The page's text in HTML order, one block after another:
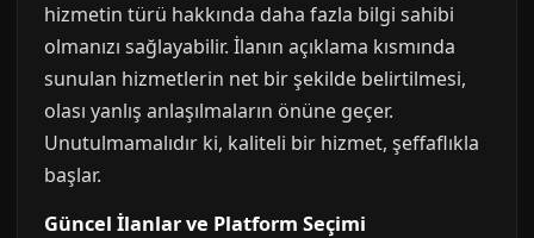
hizmetin türü hakkında daha fazla bilgi sahibi
olmanızı sağlayabilir. İlanın açıklama kısmında
sunulan hizmetlerin net bir şekilde belirtilmesi,
olası yanlış anlaşılmaların önüne geçer.
Unutulmamalıdır ki, kaliteli bir hizmet, şeffaflıkla
başlar.
Güncel İlanlar ve Platform Seçimi